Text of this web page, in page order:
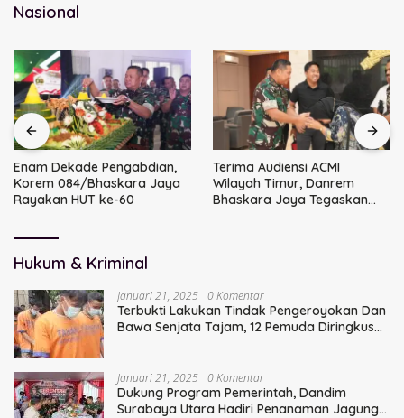
Nasional
Enam Dekade Pengabdian,
Korem 084/Bhaskara Jaya
Rayakan HUT ke-60
Terima Audiensi ACMI
Wilayah Timur, Danrem
Bhaskara Jaya Tegaskan
Hukum & Kriminal
Januari 21, 2025 0 Komentar
Terbukti Lakukan Tindak Pengeroyokan Dan
Bawa Senjata Tajam, 12 Pemuda Diringkus
Januari 21, 2025 0 Komentar
Dukung Program Pemerintah, Dandim
Surabaya Utara Hadiri Penanaman Jagung